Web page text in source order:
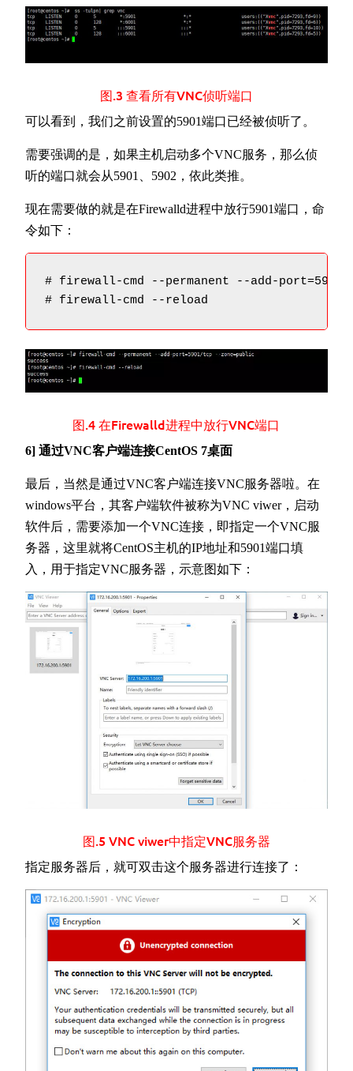
图.3 查看所有VNC侦听端口
可以看到，我们之前设置的5901端口已经被侦听了。
需要强调的是，如果主机启动多个VNC服务，那么侦
听的端口就会从5901、5902，依此类推。
现在需要做的就是在Firewalld进程中放行5901端口，命
令如下：
# firewall-cmd --permanent --add-port=5901/
# firewall-cmd --reload
图.4 在Firewalld进程中放行VNC端口
6] 通过VNC客户端连接CentOS 7桌面
最后，当然是通过VNC客户端连接VNC服务器啦。在
windows平台，其客户端软件被称为VNC viwer，启动
软件后，需要添加一个VNC连接，即指定一个VNC服
务器，这里就将CentOS主机的IP地址和5901端口填
入，用于指定VNC服务器，示意图如下：
图.5 VNC viwer中指定VNC服务器
指定服务器后，就可双击这个服务器进行连接了：